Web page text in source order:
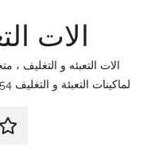
الات
الات التعبئه و التغليف
لماكينات التعبئة و التغليف 01211116954 – 01211116956 – 01211116958